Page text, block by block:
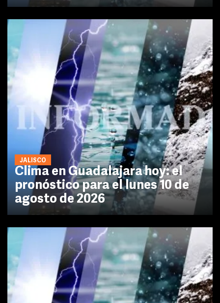
JALISCO
Clima en Guadalajara hoy: el
pronóstico para el lunes 10 de
agosto de 2026